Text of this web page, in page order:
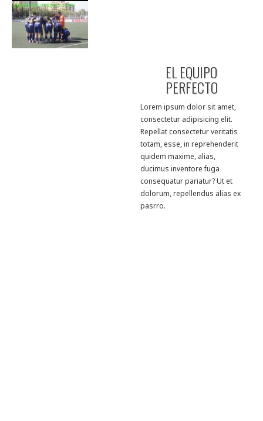
EL EQUIPO
PERFECTO
Lorem ipsum dolor sit amet,
consectetur adipisicing elit.
Repellat consectetur veritatis
totam, esse, in reprehenderit
quidem maxime, alias,
ducimus inventore fuga
consequatur pariatur? Ut et
dolorum, repellendus alias ex
pasrro.